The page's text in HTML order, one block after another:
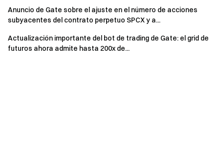
Anuncio de Gate sobre el ajuste en el número de acciones
subyacentes del contrato perpetuo SPCX y a...
Actualización importante del bot de trading de Gate: el grid de
futuros ahora admite hasta 200x de...